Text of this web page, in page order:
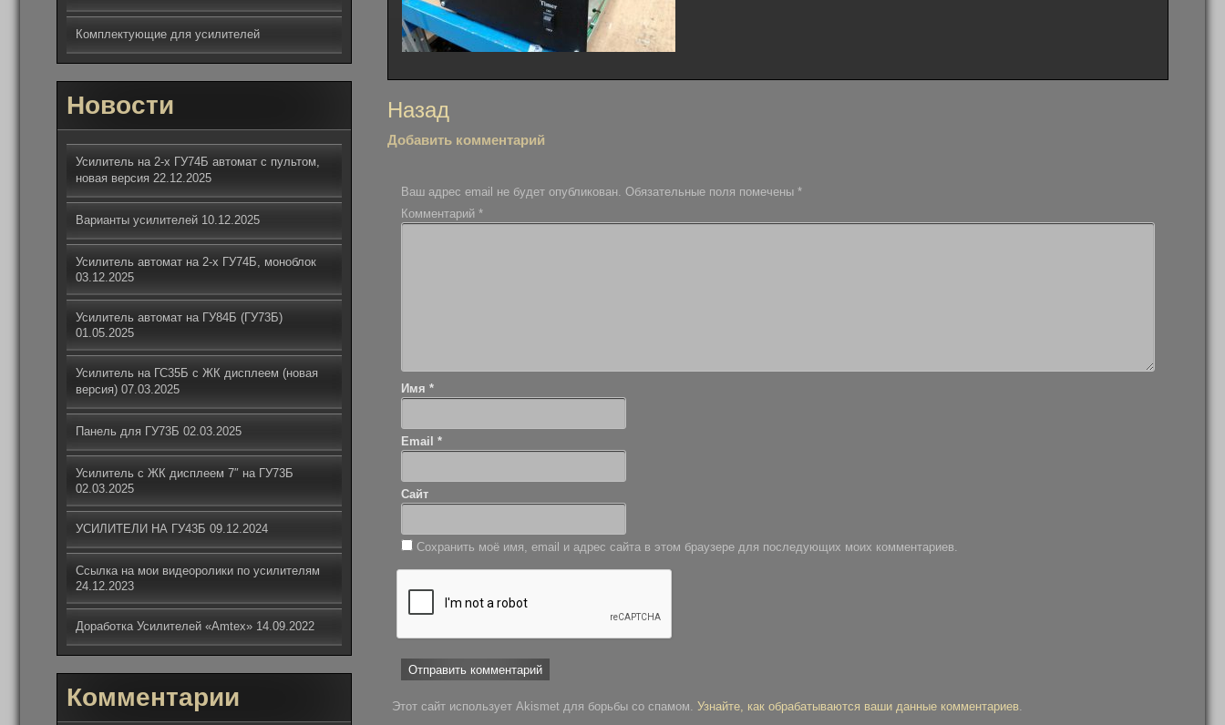
Навигация
записям
Назад
Добавить комментарий
Ваш адрес email не будет опубликован. Обязательные поля помечены*
Комментарий*
Имя*
Email*
Сайт
Сохранить моё имя, email и адрес сайта в этом браузере для последующих моих комментариев.
Этот сайт использует Akismet для борьбы со спамом.Узнайте, как обрабатываются ваши данные комментариев.
Комплектующие для усилителей
Новости
Усилитель на 2-х ГУ74Б автомат с пультом,
новая версия 22.12.2025
Варианты усилителей 10.12.2025
Усилитель автомат на 2-х ГУ74Б, моноблок
03.12.2025
Усилитель автомат на ГУ84Б (ГУ73Б)
01.05.2025
Усилитель на ГС35Б с ЖК дисплеем (новая
версия) 07.03.2025
Панель для ГУ73Б 02.03.2025
Усилитель с ЖК дисплеем 7″ на ГУ73Б
02.03.2025
УСИЛИТЕЛИ НА ГУ43Б 09.12.2024
Ссылка на мои видеоролики по усилителям
24.12.2023
Доработка Усилителей «Amtex» 14.09.2022
Комментарии